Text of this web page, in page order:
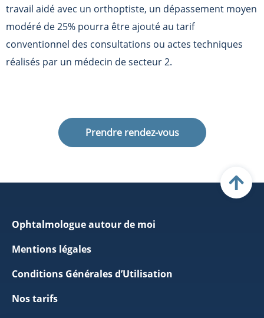
travail aidé avec un orthoptiste, un dépassement moyen
modéré de 25% pourra être ajouté au tarif
conventionnel des consultations ou actes techniques
réalisés par un médecin de secteur 2.
Prendre rendez-vous
Ophtalmologue autour de moi
Mentions légales
Conditions Générales d’Utilisation
Nos tarifs